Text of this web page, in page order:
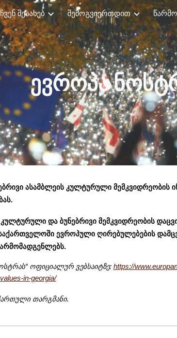
Skip to main content
ჩვენ შესახებ შემოგვიერთდით
ევროპა
ასამბლეის კულტურული მემკვიდრეობის
და ბუნებრივი მემკვიდრეობის
ევროპული ღირებულებების
ოფიციალურ ვებსაიტზე: https://
in-georgia/
თარგმანი.